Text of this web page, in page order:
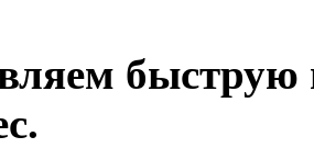
быструю